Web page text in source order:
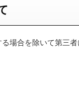
場合を除いて第三